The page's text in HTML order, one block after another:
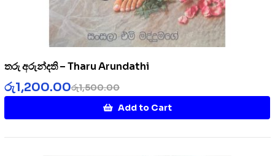
තරු අරුන්දති – Tharu Arundathi
රු1,500.00
රු1,200.00
Add to Cart